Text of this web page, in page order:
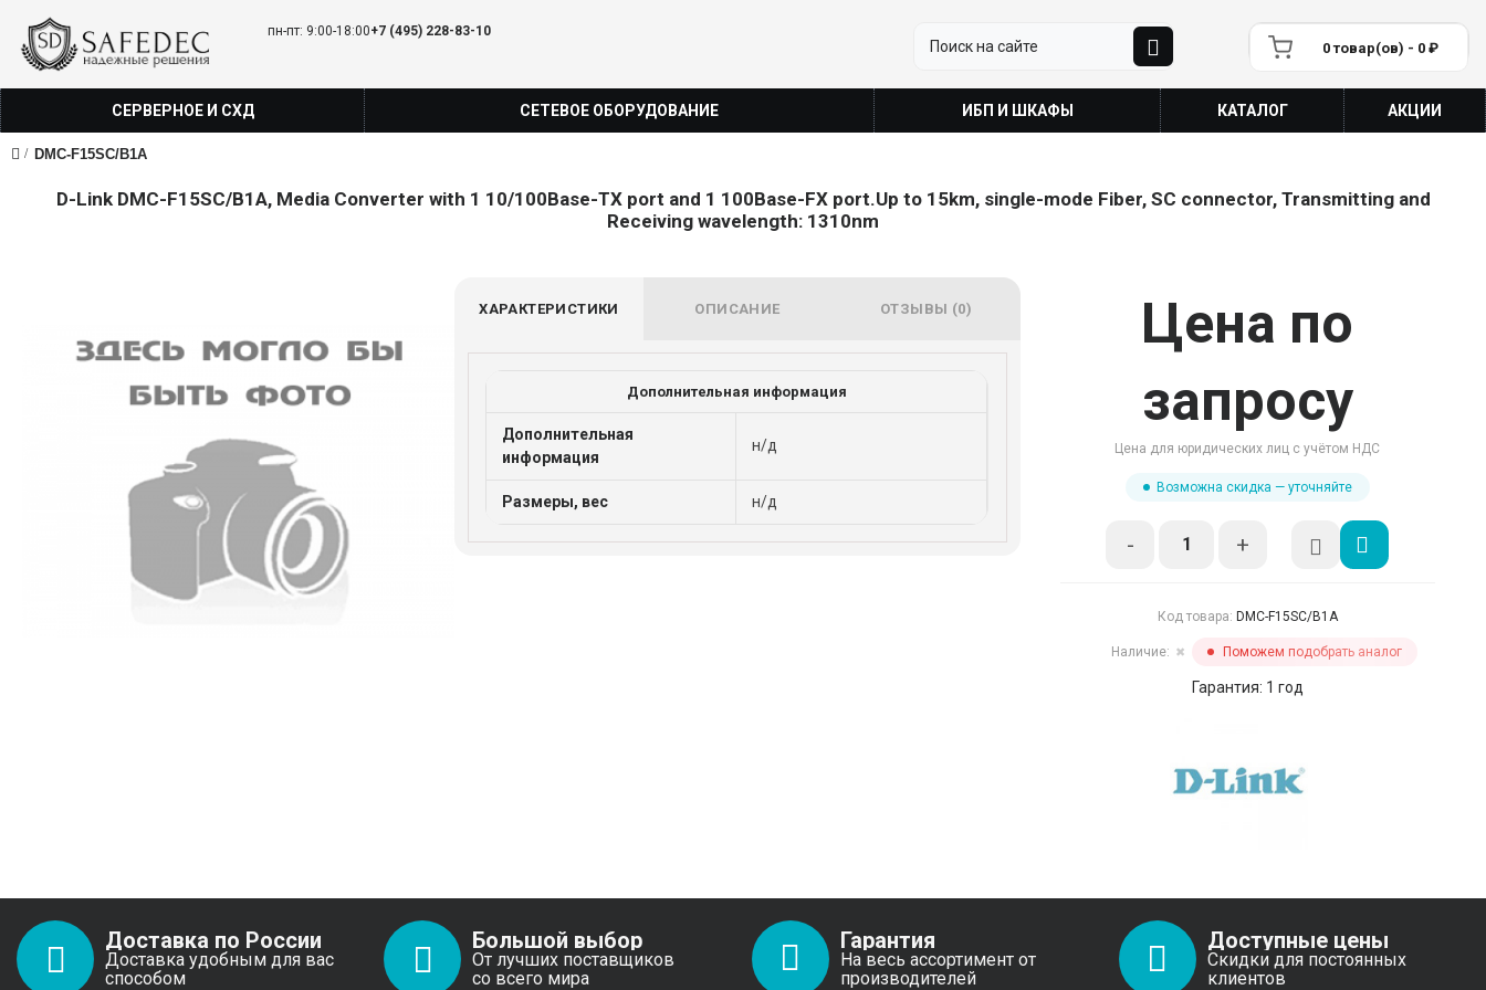
пн-пт: 9:00-18:00+7 (495) 228-83-10
0 товар(ов) - 0 ₽
СЕРВЕРНОЕ И СХД СЕТЕВОЕ ОБОРУДОВАНИЕ ИБП И ШКАФЫ КАТАЛОГ АКЦИИ
DMC-F15SC/B1A
D-Link DMC-F15SC/B1A, Media Converter with 1 10/100Base-TX port and 1 100Base-FX port.Up to 15km, single-mode Fiber, SC connector, Transmitting and
Receiving wavelength: 1310nm
ХАРАКТЕРИСТИКИ ОПИСАНИЕ ОТЗЫВЫ (0)
Дополнительная информация
Дополнительная
информация
н/д
Размеры, вес н/д
Цена по
запросу
Цена для юридических лиц с учётом НДС
Возможна скидка — уточняйте
- +
Код товара: DMC-F15SC/B1A
Наличие: ✖ Поможем подобрать аналог
Гарантия: 1 год
Доставка по России
Доставка удобным для вас
способом
Большой выбор
От лучших поставщиков
со всего мира
Гарантия
На весь ассортимент от
производителей
Доступные цены
Скидки для постоянных
клиентов